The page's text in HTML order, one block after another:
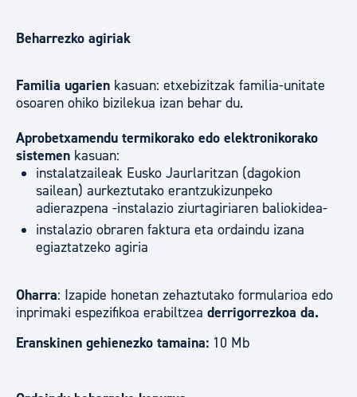
Beharrezko agiriak
Familia ugarien kasuan: etxebizitzak familia-unitate
osoaren ohiko bizilekua izan behar du.
Aprobetxamendu termikorako edo elektronikorako
sistemen kasuan:
instalatzaileak Eusko Jaurlaritzan (dagokion
sailean) aurkeztutako erantzukizunpeko
adierazpena -instalazio ziurtagiriaren baliokidea-
instalazio obraren faktura eta ordaindu izana
egiaztatzeko agiria
Oharra: Izapide honetan zehaztutako formularioa edo
inprimaki espezifikoa erabiltzea derrigorrezkoa da.
Eranskinen gehienezko tamaina: 10 Mb